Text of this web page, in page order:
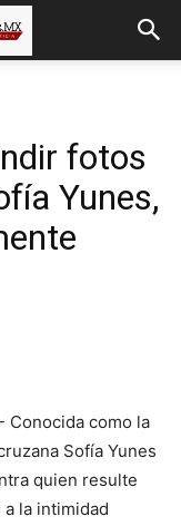
fotos
Yunes,
Conocida como la
Sofía Yunes
quien resulte
la intimidad